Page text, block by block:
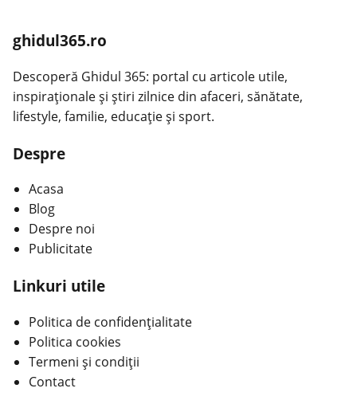
ghidul365.ro
Descoperă Ghidul 365: portal cu articole utile,
inspiraționale și știri zilnice din afaceri, sănătate,
lifestyle, familie, educație și sport.
Despre
Acasa
Blog
Despre noi
Publicitate
Linkuri utile
Politica de confidențialitate
Politica cookies
Termeni și condiții
Contact